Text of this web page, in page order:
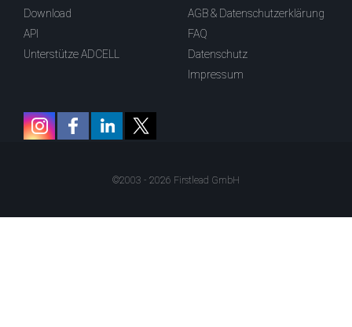
Download
API
Unterstütze ADCELL
AGB & Datenschutzerklärung
FAQ
Datenschutz
Impressum
©2003 - 2026 Firstlead GmbH